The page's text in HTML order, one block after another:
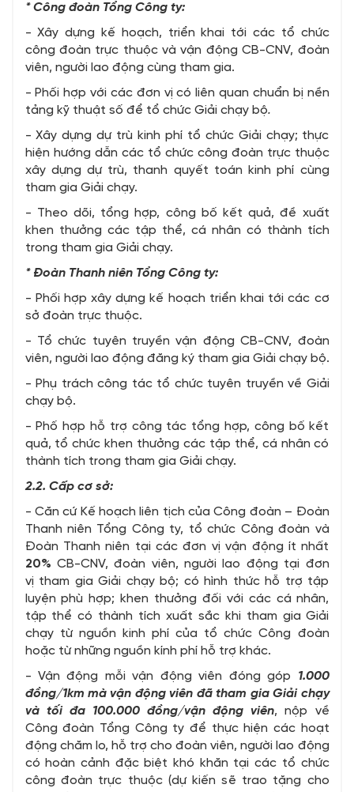
* Công đoàn Tổng Công ty:
- Xây dựng kế hoạch, triển khai tới các tổ chức
công đoàn trực thuộc và vận động CB-CNV, đoàn
viên, người lao động cùng tham gia.
- Phối hợp với các đơn vị có liên quan chuẩn bị nền
tảng kỹ thuật số để tổ chức Giải chạy bộ.
- Xây dựng dự trù kinh phí tổ chức Giải chạy; thực
hiện hướng dẫn các tổ chức công đoàn trực thuộc
xây dựng dự trù, thanh quyết toán kinh phí cùng
tham gia Giải chạy.
- Theo dõi, tổng hợp, công bố kết quả, đề xuất
khen thưởng các tập thể, cá nhân có thành tích
trong tham gia Giải chạy.
* Đoàn Thanh niên Tổng Công ty:
- Phối hợp xây dựng kế hoạch triển khai tới các cơ
sở đoàn trực thuộc.
- Tổ chức tuyên truyền vận động CB-CNV, đoàn
viên, người lao động đăng ký tham gia Giải chạy bộ.
- Phụ trách công tác tổ chức tuyên truyền về Giải
chạy bộ.
- Phố hợp hỗ trợ công tác tổng hợp, công bố kết
quả, tổ chức khen thưởng các tập thể, cá nhân có
thành tích trong tham gia Giải chạy.
2.2. Cấp cơ sở:
- Căn cứ Kế hoạch liên tịch của Công đoàn – Đoàn
Thanh niên Tổng Công ty, tổ chức Công đoàn và
Đoàn Thanh niên tại các đơn vị vận động ít nhất
20% CB-CNV, đoàn viên, người lao động tại đơn
vị tham gia Giải chạy bộ; có hình thức hỗ trợ tập
luyện phù hợp; khen thưởng đối với các cá nhân,
tập thể có thành tích xuất sắc khi tham gia Giải
chạy từ nguồn kinh phí của tổ chức Công đoàn
hoặc từ những nguồn kính phí hỗ trợ khác.
- Vận động mỗi vận động viên đóng góp 1.000
đồng/1km mà vận động viên đã tham gia Giải chạy
vàtối đa 100.000 đồng/vận động viên, nộp về
Công đoàn Tổng Công ty để thực hiện các hoạt
động chăm lo, hỗ trợ cho đoàn viên, người lao động
có hoàn cảnh đặc biệt khó khăn tại các tổ chức
công đoàn trực thuộc (dự kiến sẽ trao tặng cho